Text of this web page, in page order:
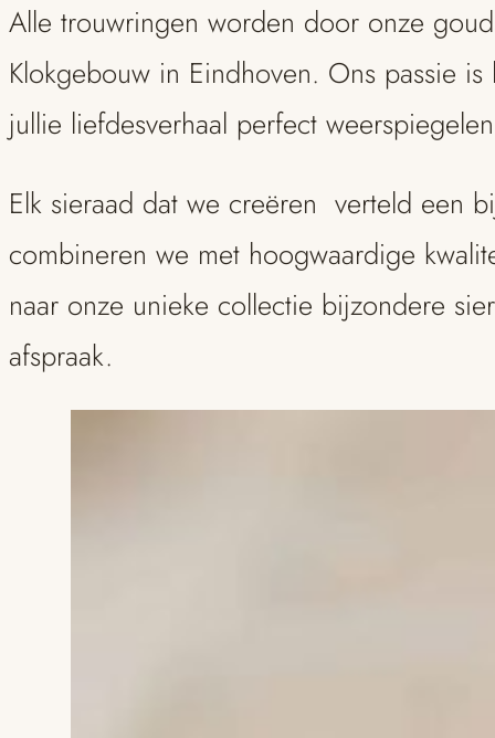
Alle trouwringen worden door onze
Klokgebouw in Eindhoven. Ons passie
jullie liefdesverhaal perfect
Elk sieraad dat we creëren verteld een
combineren we met hoogwaardige
naar onze unieke collectie bijzondere
afspraak.